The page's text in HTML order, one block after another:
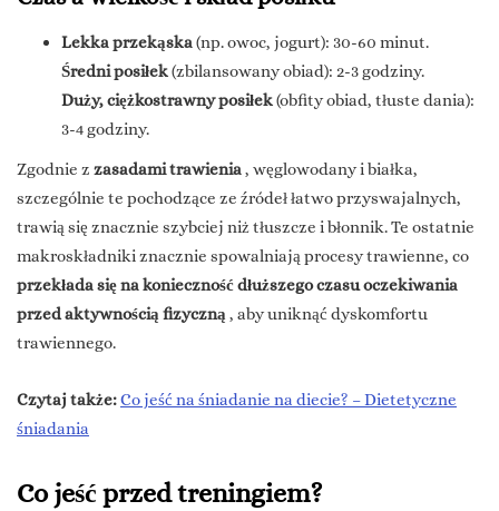
Lekka przekąska(np. owoc, jogurt): 30-60 minut.
Średni posiłek(zbilansowany obiad): 2-3 godziny.
Duży, ciężkostrawny posiłek(obfity obiad, tłuste dania):
3-4 godziny.
Zgodnie z zasadami trawienia, węglowodany i białka,
szczególnie te pochodzące ze źródeł łatwo przyswajalnych,
trawią się znacznie szybciej niż tłuszcze i błonnik. Te ostatnie
makroskładniki znacznie spowalniają procesy trawienne, co
przekłada się na konieczność dłuższego czasu oczekiwania
przed aktywnością fizyczną, aby uniknąć dyskomfortu
trawiennego.
Czytaj także:Co jeść na śniadanie na diecie? – Dietetyczne
śniadania
Co jeść przed treningiem?